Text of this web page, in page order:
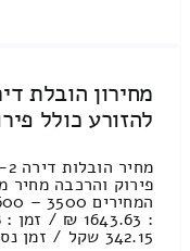
להזורע כולל
342.15 שקל / זמן נסיעה בין ערים 32 דקות [...]